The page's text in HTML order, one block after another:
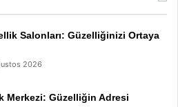
Salonları: Güzelliğinizi Ortaya
2026
Merkezi: Güzelliğin Adresi